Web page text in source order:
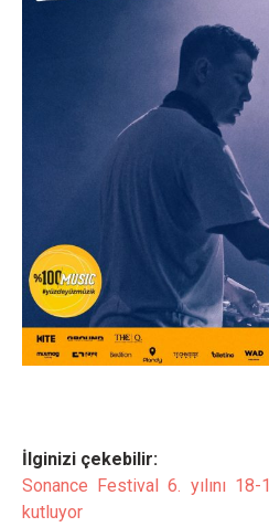
İlginizi çekebilir:
Sonance Festival 6. yılını 18-
kutluyor